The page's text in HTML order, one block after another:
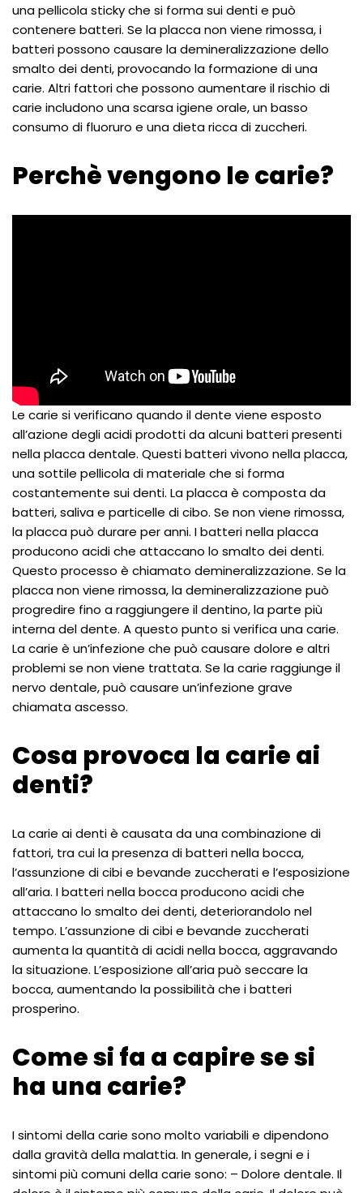
una pellicola sticky che si forma sui denti e può
contenere batteri. Se la placca non viene rimossa, i
batteri possono causare la demineralizzazione dello
smalto dei denti, provocando la formazione di una
carie. Altri fattori che possono aumentare il rischio di
carie includono una scarsa igiene orale, un basso
consumo di fluoruro e una dieta ricca di zuccheri.
Perchè vengono le carie?
Le carie si verificano quando il dente viene esposto
all’azione degli acidi prodotti da alcuni batteri presenti
nella placca dentale. Questi batteri vivono nella placca,
una sottile pellicola di materiale che si forma
costantemente sui denti. La placca è composta da
batteri, saliva e particelle di cibo. Se non viene rimossa,
la placca può durare per anni. I batteri nella placca
producono acidi che attaccano lo smalto dei denti.
Questo processo è chiamato demineralizzazione. Se la
placca non viene rimossa, la demineralizzazione può
progredire fino a raggiungere il dentino, la parte più
interna del dente. A questo punto si verifica una carie.
La carie è un’infezione che può causare dolore e altri
problemi se non viene trattata. Se la carie raggiunge il
nervo dentale, può causare un’infezione grave
chiamata ascesso.
Cosa provoca la carie ai
denti?
La carie ai denti è causata da una combinazione di
fattori, tra cui la presenza di batteri nella bocca,
l’assunzione di cibi e bevande zuccherati e l’esposizione
all’aria. I batteri nella bocca producono acidi che
attaccano lo smalto dei denti, deteriorandolo nel
tempo. L’assunzione di cibi e bevande zuccherati
aumenta la quantità di acidi nella bocca, aggravando
la situazione. L’esposizione all’aria può seccare la
bocca, aumentando la possibilità che i batteri
prosperino.
Come si fa a capire se si
ha una carie?
I sintomi della carie sono molto variabili e dipendono
dalla gravità della malattia. In generale, i segni e i
sintomi più comuni della carie sono: – Dolore dentale. Il